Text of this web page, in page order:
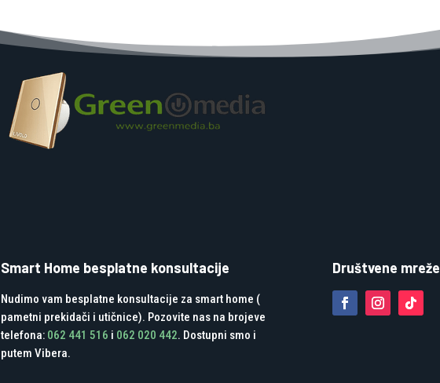
Smart Home besplatne konsultacije
Nudimo vam besplatne konsultacije za smart home (
pametni prekidači i utičnice). Pozovite nas na brojeve
telefona: 062 441 516 i 062 020 442. Dostupni smo i
putem Vibera.
Društvene mreže